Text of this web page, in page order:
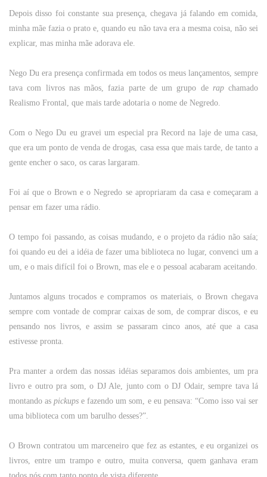
Depois disso foi constante sua presença, chegava já falando em comida,
minha mãe fazia o prato e, quando eu não tava era a mesma coisa, não sei
explicar, mas minha mãe adorava ele.
Nego Du era presença confirmada em todos os meus lançamentos, sempre
tava com livros nas mãos, fazia parte de um grupo de rapchamado
Realismo Frontal, que mais tarde adotaria o nome de Negredo.
Com o Nego Du eu gravei um especial pra Record na laje de uma casa,
que era um ponto de venda de drogas, casa essa que mais tarde, de tanto a
gente encher o saco, os caras largaram.
Foi aí que o Brown e o Negredo se apropriaram da casa e começaram a
pensar em fazer uma rádio.
O tempo foi passando, as coisas mudando, e o projeto da rádio não saía;
foi quando eu dei a idéia de fazer uma biblioteca no lugar, convenci um a
um, e o mais difícil foi o Brown, mas ele e o pessoal acabaram aceitando.
Juntamos alguns trocados e compramos os materiais, o Brown chegava
sempre com vontade de comprar caixas de som, de comprar discos, e eu
pensando nos livros, e assim se passaram cinco anos, até que a casa
estivesse pronta.
Pra manter a ordem das nossas idéias separamos dois ambientes, um pra
livro e outro pra som, o DJ Ale, junto com o DJ Odair, sempre tava lá
montando aspickups e fazendo um som, e eu pensava: “Como isso vai ser
uma biblioteca com um barulho desses?”.
O Brown contratou um marceneiro que fez as estantes, e eu organizei os
livros, entre um trampo e outro, muita conversa, quem ganhava eram